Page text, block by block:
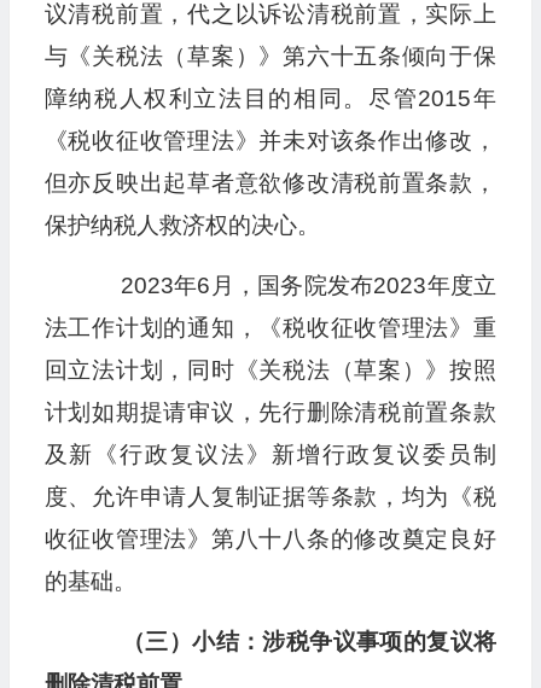
议清税前置，代之以诉讼清税前置，实际上
与《关税法（草案）》第六十五条倾向于保
障纳税人权利立法目的相同。尽管2015年
《税收征收管理法》并未对该条作出修改，
但亦反映出起草者意欲修改清税前置条款，
保护纳税人救济权的决心。
2023年6月，国务院发布2023年度立
法工作计划的通知，《税收征收管理法》重
回立法计划，同时《关税法（草案）》按照
计划如期提请审议，先行删除清税前置条款
及新《行政复议法》新增行政复议委员制
度、允许申请人复制证据等条款，均为《税
收征收管理法》第八十八条的修改奠定良好
的基础。
（三）小结：涉税争议事项的复议将